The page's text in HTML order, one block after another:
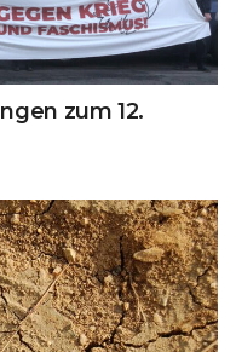
zum 12.